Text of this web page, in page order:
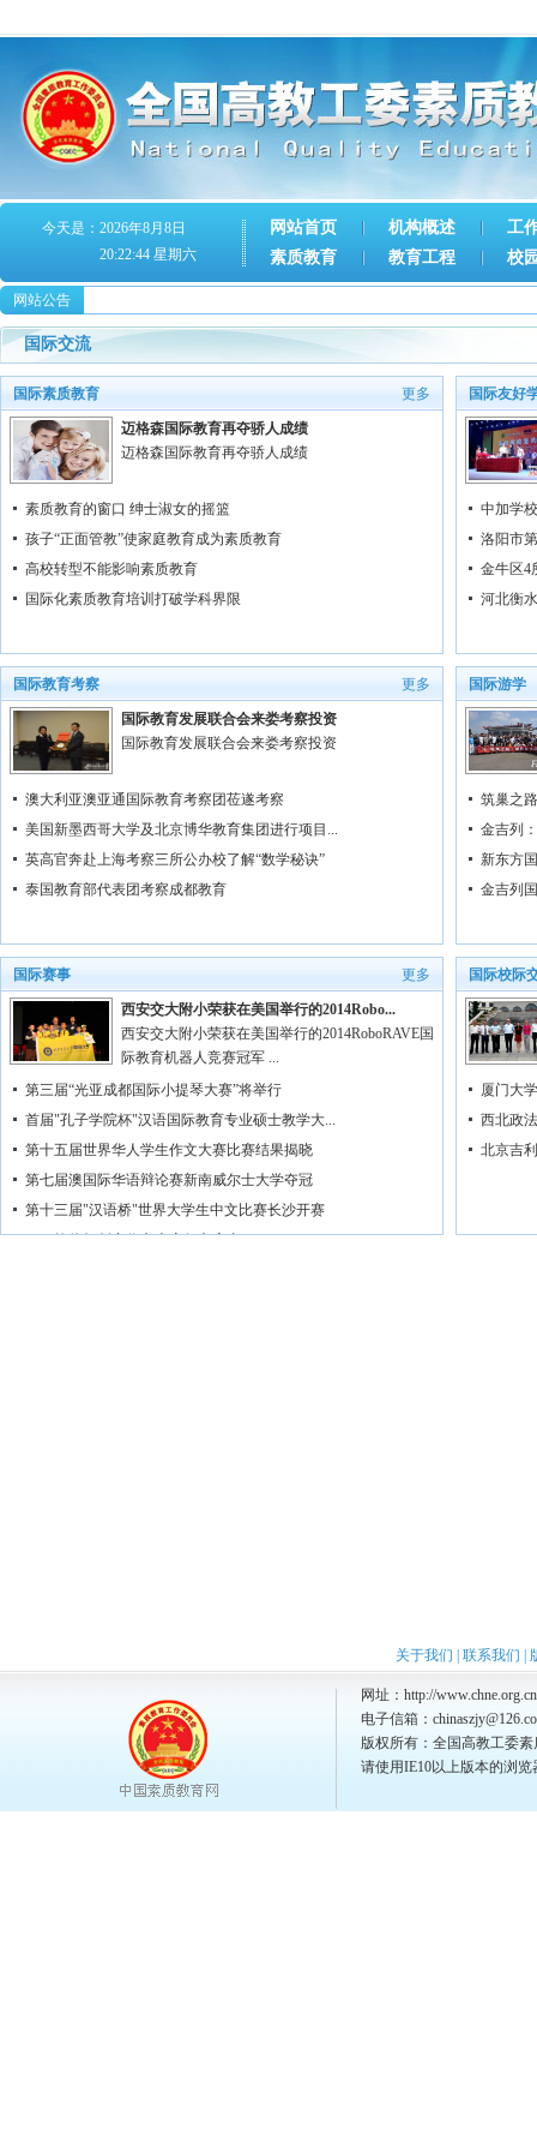
今天是：2026年8月8日
20:22:44 星期六
网站首页 机构概述
工
素质教育
教育工程 校
网站公告
国际交流
国际素质教育 更多
迈格森国际教育再夺骄人成绩
迈格森国际教育再夺骄人成绩
素质教育的窗口 绅士淑女的摇篮
孩子“正面管教”使家庭教育成为素质教育
高校转型不能影响素质教育
国际化素质教育培训打破学科界限
国际友好
中加学
洛阳市
金牛区4
河北衡
国际教育考察 更多
国际教育发展联合会来娄考察投资
国际教育发展联合会来娄考察投资
澳大利亚澳亚通国际教育考察团莅遂考察
美国新墨西哥大学及北京博华教育集团进行项目...
英高官奔赴上海考察三所公办校了解“数学秘诀”
泰国教育部代表团考察成都教育
国际游学
筑巢之
金吉列
新东方
金吉列
国际赛事 更多
西安交大附小荣获在美国举行的2014Robo...
西安交大附小荣获在美国举行的2014RoboRAVE国
际教育机器人竞赛冠军 ...
第三届“光亚成都国际小提琴大赛”将举行
首届"孔子学院杯"汉语国际教育专业硕士教学大...
第十五届世界华人学生作文大赛比赛结果揭晓
第七届澳国际华语辩论赛新南威尔士大学夺冠
第十三届"汉语桥"世界大学生中文比赛长沙开赛
2015格伦杯创意作文大赛征文启事
国际校际
厦门大
西北政
北京吉
关于我们 联系我们
网址：http://www.chne.org.cn
电子信箱：
版权所有：全国高教工委
请使用IE10以上版本的浏